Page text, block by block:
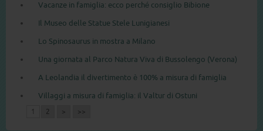
Vacanze in famiglia: ecco perché consiglio Bibione
Il Museo delle Statue Stele Lunigianesi
Lo Spinosaurus in mostra a Milano
Una giornata al Parco Natura Viva di Bussolengo (Verona)
A Leolandia il divertimento è 100% a misura di famiglia
Villaggi a misura di famiglia: il Valtur di Ostuni
1 2 > >>